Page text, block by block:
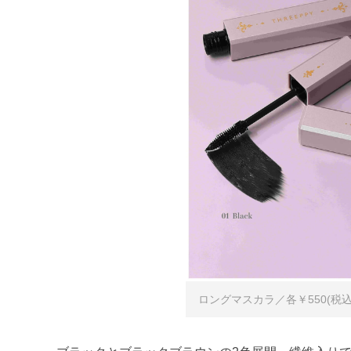
ロングマスカラ／各￥550(税